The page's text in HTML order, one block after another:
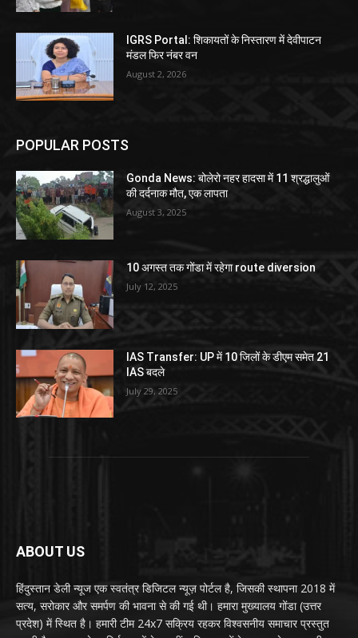
IGRS Portal: शिकायतों के निस्तारण में देवीपाटन
मंडल फिर नंबर वन
August 2, 2026
POPULAR POSTS
Gonda News: बोलेरो नहर हादसा में 11 श्रद्धालुओं
की दर्दनाक मौत, एक लापता
August 3, 2025
10 अगस्त तक गोंडा में रहेगा route diversion
July 12, 2025
IAS Transfer: UP में 10 जिलों के डीएम समेत 21
IAS बदले
July 29, 2025
ABOUT US
हिंदुस्तान डेली न्यूज एक स्वतंत्र डिजिटल न्यूज़ पोर्टल है, जिसकी स्थापना 2018 में
सत्य, सरोकार और समर्पण की भावना से की गई थी। हमारा मुख्यालय गोंडा (उत्तर
प्रदेश) में स्थित है। हमारी टीम 24x7 सक्रिय रहकर विश्वसनीय समाचार प्रस्तुत